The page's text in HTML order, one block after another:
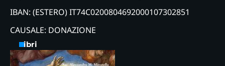
IBAN: (ESTERO) IT74C0200804692000107302851
CAUSALE: DONAZIONE
Libri